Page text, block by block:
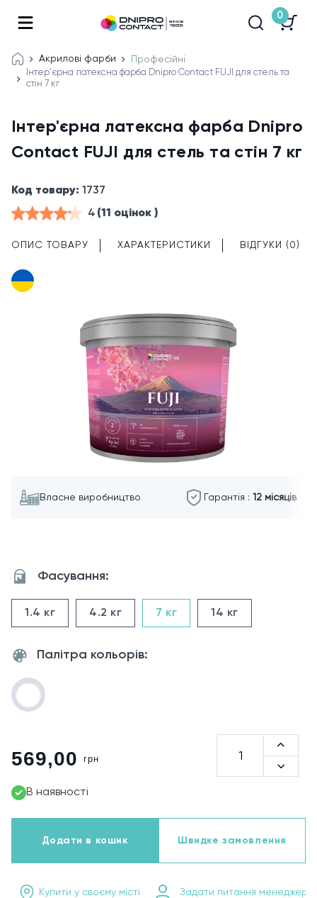
0
Акрилові фарби Професійні
Інтер'єрна латексна фарба Dnipro Contact FUJI для стель та
стін 7 кг
Інтер'єрна латексна фарба Dnipro
Contact FUJI для стель та стін 7 кг
Код товару: 1737
4 (11 оцінок )
ОПИС ТОВАРУ ХАРАКТЕРИСТИКИ ВІДГУКИ (0)
Власне виробництво Гарантія : 12 місяців
Фасування:
1.4 кг 4.2 кг 7 кг 14 кг
Палітра кольорів:
569,00 грн
В наявності
Додати в кошик Швидке замовлення
Купити у своєму місті Задати питання менеджеру